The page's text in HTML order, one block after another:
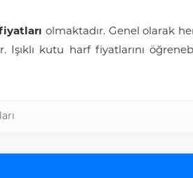
olmaktadır. Genel olarak
kutu harf fiyatlarını